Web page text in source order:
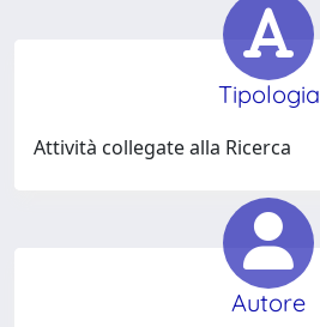
Tipologia
Attività collegate alla Ricerca
Autore